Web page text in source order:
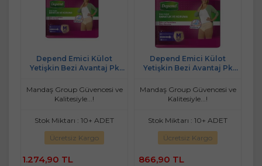
Depend Emici Külot
Yetişkin Bezi Avantaj Pk
Mandaş Group Güvencesi ve
Kalitesiyle...!
Stok Miktarı : 10+ ADET
Ücretsiz Kargo
1.274,90 TL
Depend Emici Külot
Yetişkin Bezi Avantaj Pk
Mandaş Group Güvencesi ve
Kalitesiyle...!
Stok Miktarı : 10+ ADET
Ücretsiz Kargo
866,90 TL